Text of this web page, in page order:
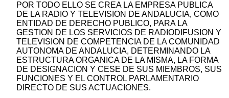
POR TODO ELLO SE CREA LA EMPRESA PUBLICA
DE LA RADIO Y TELEVISION DE ANDALUCIA, COMO
ENTIDAD DE DERECHO PUBLICO, PARA LA
GESTION DE LOS SERVICIOS DE RADIODIFUSION Y
TELEVISION DE COMPETENCIA DE LA COMUNIDAD
AUTONOMA DE ANDALUCIA, DETERMINANDO LA
ESTRUCTURA ORGANICA DE LA MISMA, LA FORMA
DE DESIGNACION Y CESE DE SUS MIEMBROS, SUS
FUNCIONES Y EL CONTROL PARLAMENTARIO
DIRECTO DE SUS ACTUACIONES.